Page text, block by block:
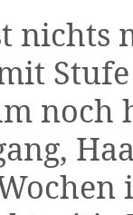
nichts
noch